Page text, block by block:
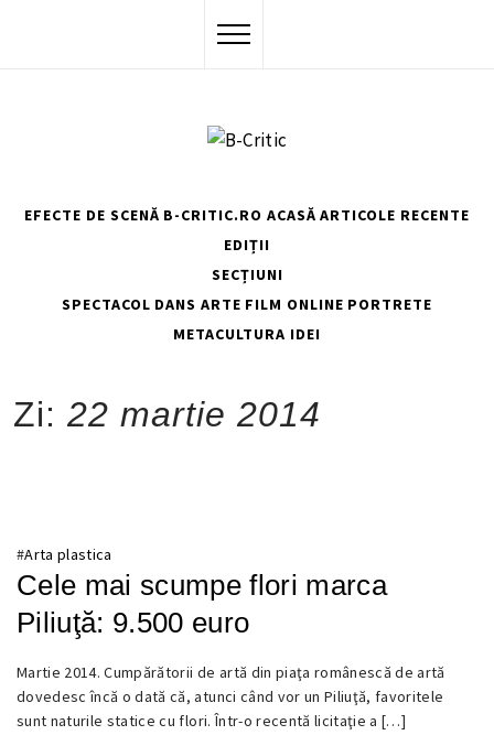
EFECTE DE SCENĂ B-CRITIC.RO ACASĂ ARTICOLE RECENTE
EDIȚII
SECȚIUNI
SPECTACOL DANS ARTE FILM ONLINE PORTRETE
METACULTURA IDEI
MARTIE 22
Zi: 22 martie 2014
#Arta plastica
Cele mai scumpe flori marca
Piliuţă: 9.500 euro
22
MARTIE
Martie 2014. Cumpărătorii de artă din piaţa românescă de artă
dovedesc încă o dată că, atunci când vor un Piliuţă, favoritele
sunt naturile statice cu flori. Într-o recentă licitaţie a […]